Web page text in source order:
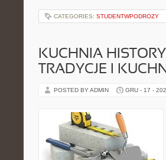
CATEGORIES: STUDENTWPODROZY
KUCHNIA
TRADYCJE I
POSTED BY ADMIN GRU - 17 -